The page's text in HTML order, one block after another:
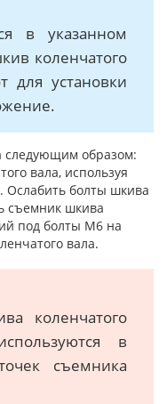
в указанном
коленчатого
для установки
следующим образом:
вала, используя
Ослабить болты шкива
съемник шкива
под болты М6 на
вала.
коленчатого
в
съемника